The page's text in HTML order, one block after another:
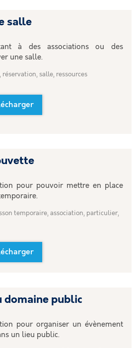
salle
à des associations ou des
une salle.
salle, ressources
pour pouvoir mettre en place
temporaire, association, particulier,
domaine public
pour organiser un évènement
un lieu public.